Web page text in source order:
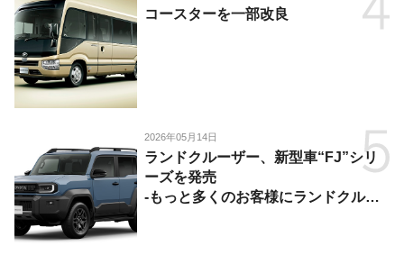
コースターを一部改良
2026年05月14日
ランドクルーザー、新型車“FJ”シリ
ーズを発売
-もっと多くのお客様にランドクルー